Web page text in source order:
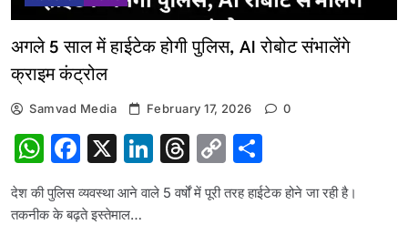
अगले 5 साल में हाईटेक होगी पुलिस, AI रोबोट संभालेंगे
क्राइम कंट्रोल
Samvad Media February 17, 2026 0
WhatsApp
Facebook
X LinkedIn
Threads
Copy
Link
देश की पुलिस व्यवस्था आने वाले 5 वर्षों में पूरी तरह हाईटेक होने जा रही है।
तकनीक के बढ़ते इस्तेमाल…